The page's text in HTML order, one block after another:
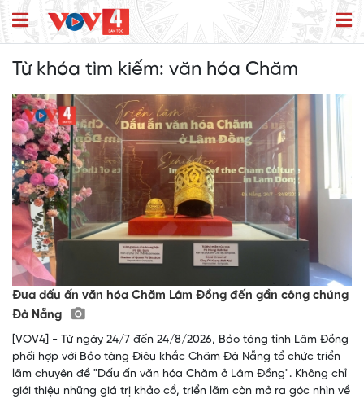
Từ khóa tìm kiếm: văn hóa Chăm
Đưa dấu ấn văn hóa Chăm Lâm Đồng đến gần công chúng
Đà Nẵng
[VOV4] - Từ ngày 24/7 đến 24/8/2026, Bảo tàng tỉnh Lâm Đồng
phối hợp với Bảo tàng Điêu khắc Chăm Đà Nẵng tổ chức triển
lãm chuyên đề "Dấu ấn văn hóa Chăm ở Lâm Đồng". Không chỉ
giới thiệu những giá trị khảo cổ, triển lãm còn mở ra góc nhìn về